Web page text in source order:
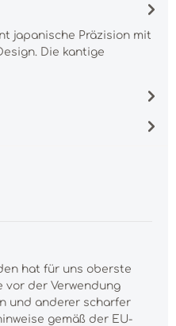
japanische Präzision mit
Die kantige
hat für uns oberste
vor der Verwendung
und anderer scharfer
gemäß der EU-